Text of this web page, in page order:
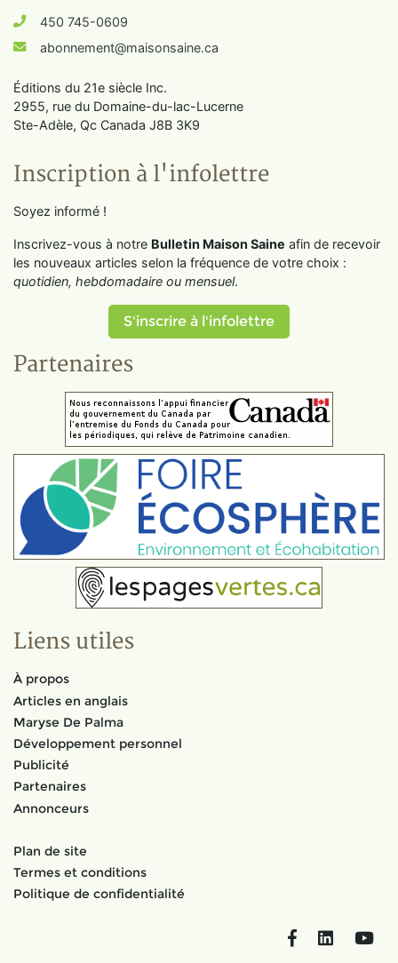
450 745-0609
abonnement@maisonsaine.ca
Éditions du 21e siècle Inc.
2955, rue du Domaine-du-lac-Lucerne
Ste-Adèle, Qc Canada J8B 3K9
Inscription à l'infolettre
Soyez informé !
Inscrivez-vous à notre Bulletin Maison Saine afin de recevoir
les nouveaux articles selon la fréquence de votre choix :
quotidien, hebdomadaire ou mensuel.
S'inscrire à l'infolettre
Partenaires
Liens utiles
À propos
Articles en anglais
Maryse De Palma
Développement personnel
Publicité
Partenaires
Annonceurs
Plan de site
Termes et conditions
Politique de confidentialité
FacebookLinkedIn